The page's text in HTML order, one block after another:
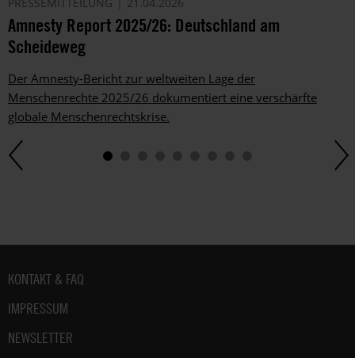
Amnesty Report 2025/26: Deutschland am
Scheideweg
Der Amnesty-Bericht zur weltweiten Lage der
Menschenrechte 2025/26 dokumentiert eine verschärfte
globale Menschenrechtskrise.
Fußbereich
KONTAKT & FAQ
IMPRESSUM
NEWSLETTER